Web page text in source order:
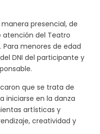
presencial, de
atención del Teatro
Para menores de edad
DNI del participante y
que se trata de
iniciarse en la danza
artísticas y
creatividad y